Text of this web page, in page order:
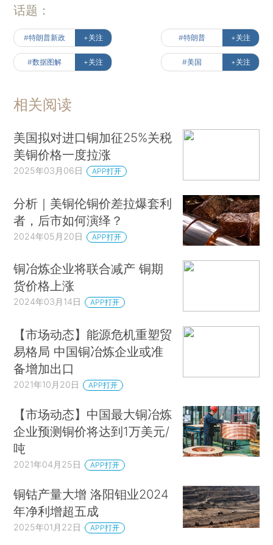
话题：
#特朗普新政 +关注 #特朗普 +关注
#数据图解 +关注 #美国 +关注
相关阅读
美国拟对进口铜加征25%关税
美铜价格一度拉涨
2025年03月06日 APP打开
分析｜美铜伦铜价差拉爆套利
者，后市如何演绎？
2024年05月20日 APP打开
铜冶炼企业将联合减产 铜期
货价格上涨
2024年03月14日 APP打开
【市场动态】能源危机重塑贸
易格局 中国铜冶炼企业或准
备增加出口
2021年10月20日 APP打开
【市场动态】中国最大铜冶炼
企业预测铜价将达到1万美元/
吨
2021年04月25日 APP打开
铜钴产量大增 洛阳钼业2024
年净利增超五成
2025年01月22日 APP打开